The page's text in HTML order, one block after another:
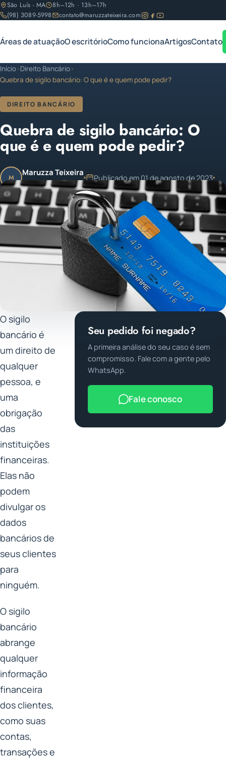
São Luís - MA
8h–12h · 13h–17h
(98) 3089-5998
contato@maruzzateixeira.com
Áreas de atuaçãoO escritórioComo funcionaArtigosContato
Início›Direito Bancário›
Quebra de sigilo bancário: O que é e quem pode pedir?
DIREITO BANCÁRIO
Quebra de sigilo bancário: O
que é e quem pode pedir?
M Maruzza Teixeira
OAB/MA 11.810
Publicado em 01 de agosto de 2023
1 min de leitura
O sigilo
bancário é
um direito de
qualquer
pessoa, e
uma
obrigação
das
instituições
financeiras.
Elas não
podem
divulgar os
dados
bancários de
seus clientes
para
ninguém.
O sigilo
bancário
abrange
qualquer
informação
financeira
dos clientes,
como suas
contas,
transações e
Seu pedido foi negado?
A primeira análise do seu caso é sem
compromisso. Fale com a gente pelo
WhatsApp.
Fale conosco